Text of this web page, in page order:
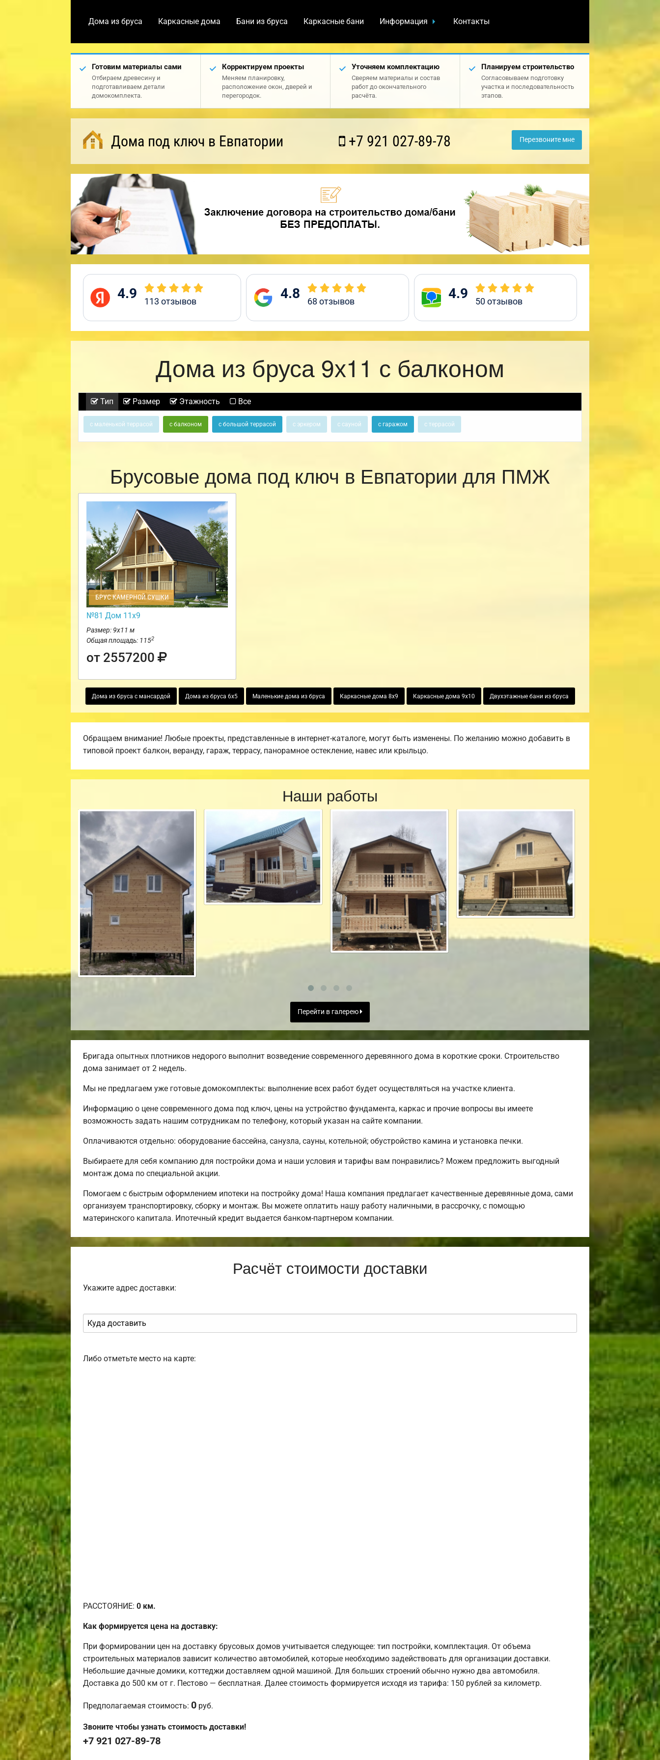
Дома из бруса Каркасные дома Бани из бруса Каркасные бани Информация Контакты
Готовим материалы сами
Отбираем древесину и
подготавливаем детали
домокомплекта.
Корректируем проекты
Меняем планировку,
расположение окон, дверей и
перегородок.
Уточняем комплектацию
Сверяем материалы и состав
работ до окончательного
расчёта.
Планируем строительство
Согласовываем подготовку
участка и последовательность
этапов.
Дома под ключ в Евпатории +7 921 027-89-78 Перезвоните мне
4.9 113 отзывов 4.8 68 отзывов 4.9 50отзывов
Дома из бруса 9х11 с балконом
Тип Размер Этажность Все
с маленькой террасой с балконом с большой террасой с эркером с сауной с гаражом с террасой
Брусовые дома под ключ в Евпатории для ПМЖ
БРУС КАМЕРНОЙ СУШКИ
№81 Дом 11х9
Размер: 9х11 м
Общая площадь: 1152
от 2557200
Дома из бруса с мансардой Дома из бруса 6х5 Маленькие дома из бруса Каркасные дома 8х9 Каркасные дома 9х10 Двухэтажные бани из бруса
Обращаем внимание! Любые проекты, представленные в интернет-каталоге, могут быть изменены. По желанию можно добавить в
типовой проект балкон, веранду, гараж, террасу, панорамное остекление, навес или крыльцо.
Наши работы
Перейти в галерею
Бригада опытных плотников недорого выполнит возведение современного деревянного дома в короткие сроки. Строительство
дома занимает от 2 недель.
Мы не предлагаем уже готовые домокомплекты: выполнение всех работ будет осуществляться на участке клиента.
Информацию о цене современного дома под ключ, цены на устройство фундамента, каркас и прочие вопросы вы имеете
возможность задать нашим сотрудникам по телефону, который указан на сайте компании.
Оплачиваются отдельно: оборудование бассейна, санузла, сауны, котельной; обустройство камина и установка печки.
Выбираете для себя компанию для постройки дома и наши условия и тарифы вам понравились? Можем предложить выгодный
монтаж дома по специальной акции.
Помогаем с быстрым оформлением ипотеки на постройку дома! Наша компания предлагает качественные деревянные дома, сами
организуем транспортировку, сборку и монтаж. Вы можете оплатить нашу работу наличными, в рассрочку, с помощью
материнского капитала. Ипотечный кредит выдается банком-партнером компании.
Расчёт стоимости доставки
Укажите адрес доставки:
Либо отметьте место на карте:
РАССТОЯНИЕ: 0 км.
Как формируется цена на доставку:
При формировании цен на доставку брусовых домов учитывается следующее: тип постройки, комплектация. От объема
строительных материалов зависит количество автомобилей, которые необходимо задействовать для организации доставки.
Небольшие дачные домики, коттеджи доставляем одной машиной. Для больших строений обычно нужно два автомобиля.
Доставка до 500 км от г. Пестово — бесплатная. Далее стоимость формируется исходя из тарифа: 150 рублей за километр.
Предполагаемая стоимость: 0 руб.
Звоните чтобы узнать стоимость доставки!
+7 921 027-89-78